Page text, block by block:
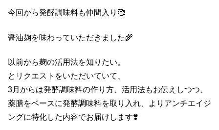
今回から発酵調味料も仲間入り🥰
醤油麹を味わっていただきました🌾
以前から麹の活用法を知りたい。
とリクエストをいただいていて、
3月からは発酵調味料の作り方、活用法もお伝えしつつ、
薬膳をベースに発酵調味料を取り入れ、よりアンチエイジ
ングに特化した内容でお届けします❣️